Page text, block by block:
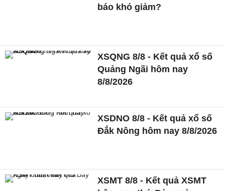
báo khó giảm?
XSQNG 8/8 - Kết quả xổ số
Quảng Ngãi hôm nay
8/8/2026
XSDNO 8/8 - Kết quả xổ số
Đắk Nông hôm nay 8/8/2026
XSMT 8/8 - Kết quả XSMT